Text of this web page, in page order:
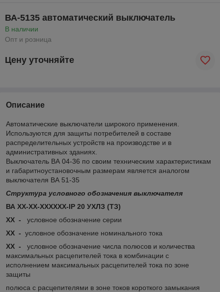
ВА-5135 автоматический выключатель
В наличии
Опт и розница
Цену уточняйте
Описание
Автоматические выключатели широкого применения.
Используются для защиты потребителей в составе
распределительных устройств на производстве и в
административных зданиях.
Выключатель ВА 04-36 по своим техническим характеристикам
и габаритноустановочным размерам является аналогом
выключателя ВА 51-35
Структура условного обозначения выключателя
ВА XX-XX-XXXXXX-IP 20 УХЛЗ (ТЗ)
ХХ - условное обозначение серии
ХХ - условное обозначение номинального тока
ХХ - условное обозначение числа полюсов и количества
максимальных расцепителей тока в комбинации с
исполнением максимальных расцепителей тока по зоне
защиты
полюса с расцепителями в зоне токов короткого замыкания